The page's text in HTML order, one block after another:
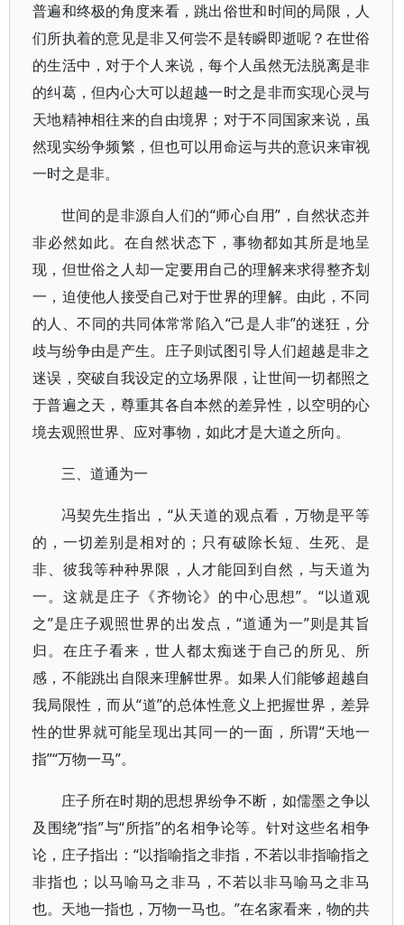
普遍和终极的角度来看，跳出俗世和时间的局限，人
们所执着的意见是非又何尝不是转瞬即逝呢？在世俗
的生活中，对于个人来说，每个人虽然无法脱离是非
的纠葛，但内心大可以超越一时之是非而实现心灵与
天地精神相往来的自由境界；对于不同国家来说，虽
然现实纷争频繁，但也可以用命运与共的意识来审视
一时之是非。
世间的是非源自人们的“师心自用”，自然状态并
非必然如此。在自然状态下，事物都如其所是地呈
现，但世俗之人却一定要用自己的理解来求得整齐划
一，迫使他人接受自己对于世界的理解。由此，不同
的人、不同的共同体常常陷入“己是人非”的迷狂，分
歧与纷争由是产生。庄子则试图引导人们超越是非之
迷误，突破自我设定的立场界限，让世间一切都照之
于普遍之天，尊重其各自本然的差异性，以空明的心
境去观照世界、应对事物，如此才是大道之所向。
三、道通为一
冯契先生指出，“从天道的观点看，万物是平等
的，一切差别是相对的；只有破除长短、生死、是
非、彼我等种种界限，人才能回到自然，与天道为
一。这就是庄子《齐物论》的中心思想”。“以道观
之”是庄子观照世界的出发点，“道通为一”则是其旨
归。在庄子看来，世人都太痴迷于自己的所见、所
感，不能跳出自限来理解世界。如果人们能够超越自
我局限性，而从“道”的总体性意义上把握世界，差异
性的世界就可能呈现出其同一的一面，所谓“天地一
指”“万物一马”。
庄子所在时期的思想界纷争不断，如儒墨之争以
及围绕“指”与“所指”的名相争论等。针对这些名相争
论，庄子指出：“以指喻指之非指，不若以非指喻指之
非指也；以马喻马之非马，不若以非马喻马之非马
也。天地一指也，万物一马也。”在名家看来，物的共